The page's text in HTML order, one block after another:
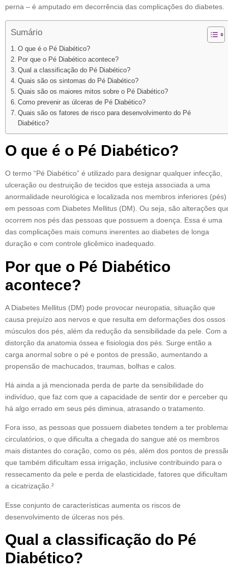
perna – é amputado em decorrência das complicações do diabetes.
Sumário
O que é o Pé Diabético?
Por que o Pé Diabético acontece?
Qual a classificação do Pé Diabético?
Quais são os sintomas do Pé Diabético?
Quais são os maiores mitos sobre o Pé Diabético?
Como prevenir as úlceras de Pé Diabético?
Quais são os fatores de risco para desenvolvimento do Pé
Diabético?
O que é o Pé Diabético?
O termo “Pé Diabético” é utilizado para designar qualquer infecção,
ulceração ou destruição de tecidos que esteja associada a uma
anormalidade neurológica e localizada nos membros inferiores (pés)
em pessoas com Diabetes Mellitus (DM). Ou seja, são alterações
ocorrem nos pés das pessoas que possuem a doença. Essa é uma
das complicações mais comuns inerentes ao diabetes de longa
duração e com controle glicêmico inadequado.
Por que o Pé Diabético
acontece?
A Diabetes Mellitus (DM) pode provocar neuropatia, situação que
causa prejuízo aos nervos e que resulta em deformações dos ossos
músculos dos pés, além da redução da sensibilidade da pele. Com a
distorção da anatomia óssea e fisiologia dos pés. Surge então a
carga anormal sobre o pé e pontos de pressão, aumentando a
propensão de machucados, traumas, bolhas e calos.
Há ainda a já mencionada perda de parte da sensibilidade do
indivíduo, que faz com que a capacidade de sentir dor e perceber
há algo errado em seus pés diminua, atrasando o tratamento.
Fora isso, as pessoas que possuem diabetes tendem a ter
circulatórios, o que dificulta a chegada do sangue até os membros
mais distantes do coração, como os pés, além dos pontos de
que também dificultam essa irrigação, inclusive contribuindo para o
ressecamento da pele e perda de elasticidade, fatores que dificultam
a cicatrização.²
Esse conjunto de características aumenta os riscos de
desenvolvimento de úlceras nos pés.
Qual a classificação do Pé
Diabético?